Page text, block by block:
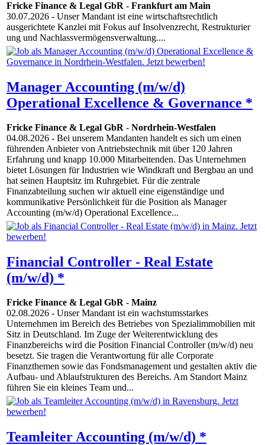
Fricke Finance & Legal GbR - Frankfurt am Main
30.07.2026 - Unser Mandant ist eine wirtschaftsrechtlich
ausgerichtete Kanzlei mit Fokus auf Insolvenzrecht, Restrukturier
ung und Nachlassvermögensverwaltung....
Manager Accounting (m/w/d)
Operational Excellence & Governance *
Fricke Finance & Legal GbR - Nordrhein-Westfalen
04.08.2026 - Bei unserem Mandanten handelt es sich um einen
führenden Anbieter von Antriebstechnik mit über 120 Jahren
Erfahrung und knapp 10.000 Mitarbeitenden. Das Unternehmen
bietet Lösungen für Industrien wie Windkraft und Bergbau an und
hat seinen Hauptsitz im Ruhrgebiet. Für die zentrale
Finanzabteilung suchen wir aktuell eine eigenständige und
kommunikative Persönlichkeit für die Position als Manager
Accounting (m/w/d) Operational Excellence...
Financial Controller - Real Estate
(m/w/d) *
Fricke Finance & Legal GbR - Mainz
02.08.2026 - Unser Mandant ist ein wachstumsstarkes
Unternehmen im Bereich des Betriebes von Spezialimmobilien mit
Sitz in Deutschland. Im Zuge der Weiterentwicklung des
Finanzbereichs wird die Position Financial Controller (m/w/d) neu
besetzt. Sie tragen die Verantwortung für alle Corporate
Finanzthemen sowie das Fondsmanagement und gestalten aktiv die
Aufbau- und Ablaufstrukturen des Bereichs. Am Standort Mainz
führen Sie ein kleines Team und...
Teamleiter Accounting (m/w/d) *